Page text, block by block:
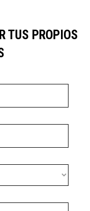
TUS PROPIOS